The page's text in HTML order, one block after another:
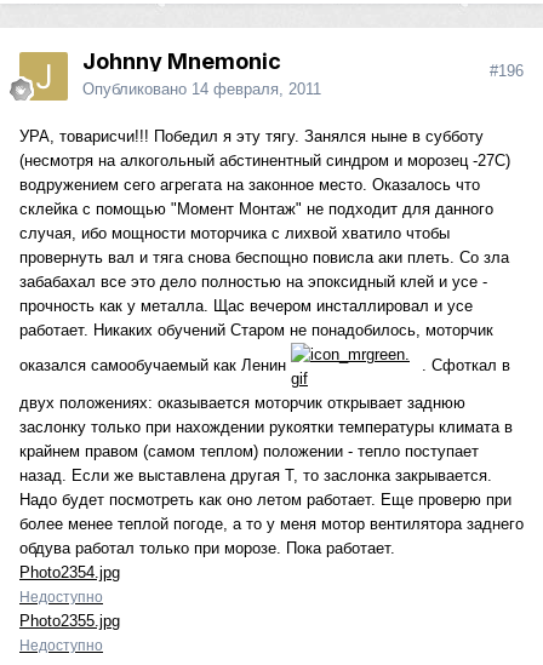
Johnny Mnemonic
Опубликовано 14 февраля, 2011
#196
УРА, товарисчи!!! Победил я эту тягу. Занялся ныне в субботу
(несмотря на алкогольный абстинентный синдром и морозец -27С)
водружением сего агрегата на законное место. Оказалось что
склейка с помощью "Момент Монтаж" не подходит для данного
случая, ибо мощности моторчика с лихвой хватило чтобы
провернуть вал и тяга снова беспощно повисла аки плеть. Со зла
забабахал все это дело полностью на эпоксидный клей и усе -
прочность как у металла. Щас вечером инсталлировал и усе
работает. Никаких обучений Старом не понадобилось, моторчик
оказался самообучаемый как Ленин
. Сфоткал в
двух положениях: оказывается моторчик открывает заднюю
заслонку только при нахождении рукоятки температуры климата в
крайнем правом (самом теплом) положении - тепло поступает
назад. Если же выставлена другая Т, то заслонка закрывается.
Надо будет посмотреть как оно летом работает. Еще проверю при
более менее теплой погоде, а то у меня мотор вентилятора заднего
обдува работал только при морозе. Пока работает.
Photo2354.jpg
Недоступно
Photo2355.jpg
Недоступно